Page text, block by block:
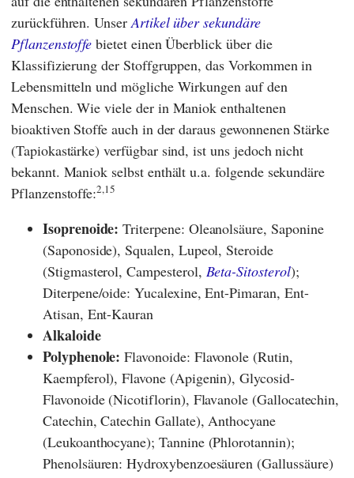
zurückführen. UnserArtikel über sekundäre
Pflanzenstoffe bietet einen Überblick über die
Klassifizierung der Stoffgruppen, das Vorkommen in
Lebensmitteln und mögliche Wirkungen auf den
Menschen. Wie viele der in Maniok enthaltenen
bioaktiven Stoffe auch in der daraus gewonnenen Stärke
(Tapiokastärke) verfügbar sind, ist uns jedoch nicht
bekannt. Maniok selbst enthält u.a. folgende sekundäre
Pflanzenstoffe:2,15
Isoprenoide:Triterpene: Oleanolsäure, Saponine
(Saponoside), Squalen, Lupeol, Steroide
(Stigmasterol, Campesterol, Beta-Sitosterol);
Diterpene/oide: Yucalexine, Ent-Pimaran, Ent-
Atisan, Ent-Kauran
Alkaloide
Polyphenole:Flavonoide: Flavonole (Rutin,
Kaempferol), Flavone (Apigenin), Glycosid-
Flavonoide (Nicotiflorin), Flavanole (Gallocatechin,
Catechin, Catechin Gallate), Anthocyane
(Leukoanthocyane); Tannine (Phlorotannin);
Phenolsäuren: Hydroxybenzoesäuren (Gallussäure)